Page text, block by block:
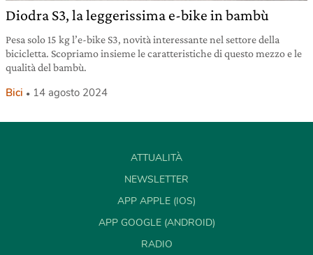
Diodra S3, la leggerissima e-bike in bambù
Pesa solo 15 kg l’e-bike S3, novità interessante nel settore della
bicicletta. Scopriamo insieme le caratteristiche di questo mezzo e le
qualità del bambù.
Bici 14 agosto 2024
ATTUALITÀ
NEWSLETTER
APP APPLE (IOS)
APP GOOGLE (ANDROID)
RADIO